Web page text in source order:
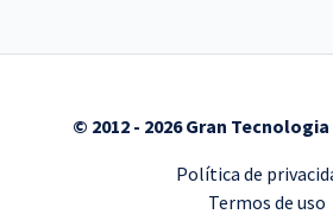
© 2012 - 2026 Gran Tecnologia
Política de
Termos de uso